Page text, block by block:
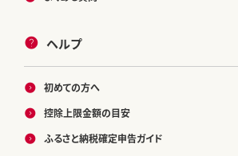
ヘルプ
初めての方へ
控除上限金額の目安
ふるさと納税確定申告ガイド